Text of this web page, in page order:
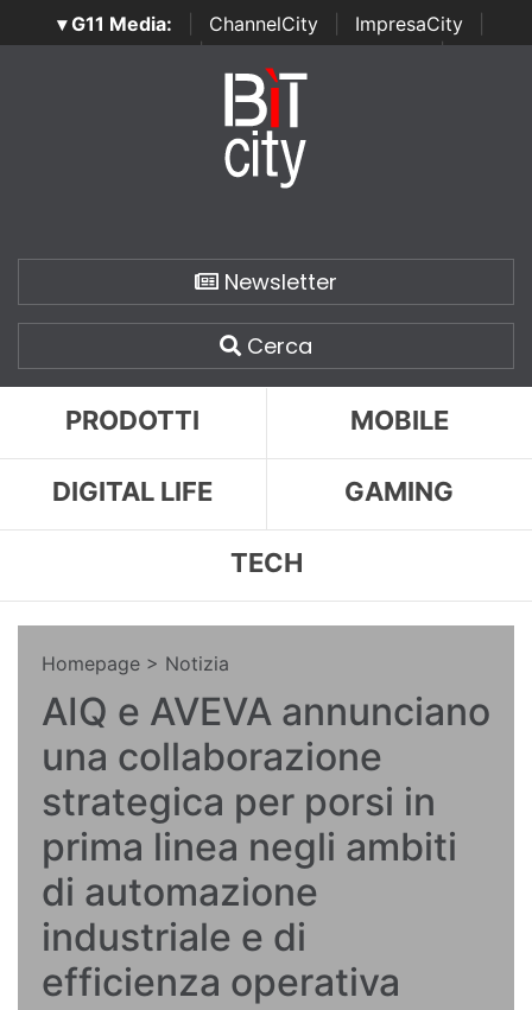
▾ G11 Media: ChannelCity ImpresaCity
SecurityOpenLab | Italian Channel Awards | Italian
Italian Security Awards
Newsletter
Cerca
PRODOTTI MOBILE
DIGITAL LIFE GAMING
TECH
Homepage > Notizia
AIQ e AVEVA annunciano
una collaborazione
strategica per porsi in
prima linea negli ambiti
di automazione
industriale e di
efficienza operativa